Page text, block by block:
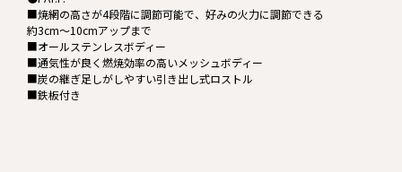
■焼網の高さが4段階に調節可能で、好みの火力に調節できる
約3cm～10cmアップまで
■オールステンレスボディー
■通気性が良く燃焼効率の高いメッシュボディー
■炭の継ぎ足しがしやすい引き出し式ロストル
■鉄板付き